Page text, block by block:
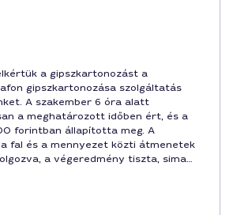
a gipszkartonozást a
gipszkartonozása szolgáltatás
A szakember 6 óra alatt
a meghatározott időben ért, és a
forintban állapította meg. A
fal és a mennyezet közti átmenetek
a végeredmény tiszta, sima
el semmiféle egyértelműsítéstől.